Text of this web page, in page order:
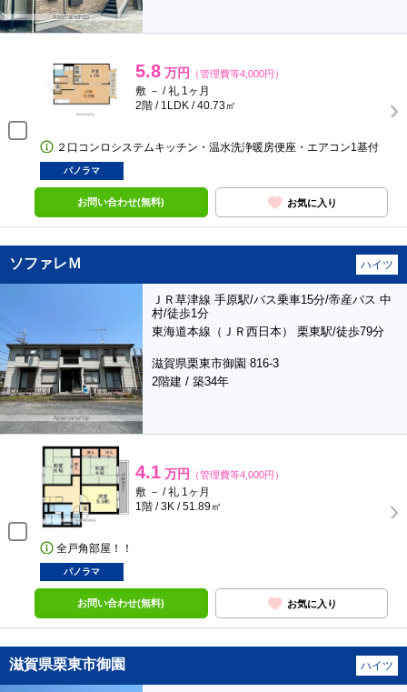
5.8 万円 （管理費等4,000円）
敷 － / 礼 1ヶ月
2階 / 1LDK / 40.73㎡
２口コンロシステムキッチン・温水洗浄暖房便座・エアコン1基付
パノラマ
お問い合わせ(無料) お気に入り
ソファレＭ ハイツ
ＪＲ草津線 手原駅/バス乗車15分/帝産バス 中
村/徒歩1分
東海道本線（ＪＲ西日本） 栗東駅/徒歩79分
滋賀県栗東市御園 816-3
2階建 / 築34年
4.1 万円 （管理費等4,000円）
敷 － / 礼 1ヶ月
1階 / 3K / 51.89㎡
全戸角部屋！！
パノラマ
お問い合わせ(無料) お気に入り
滋賀県栗東市御園 ハイツ